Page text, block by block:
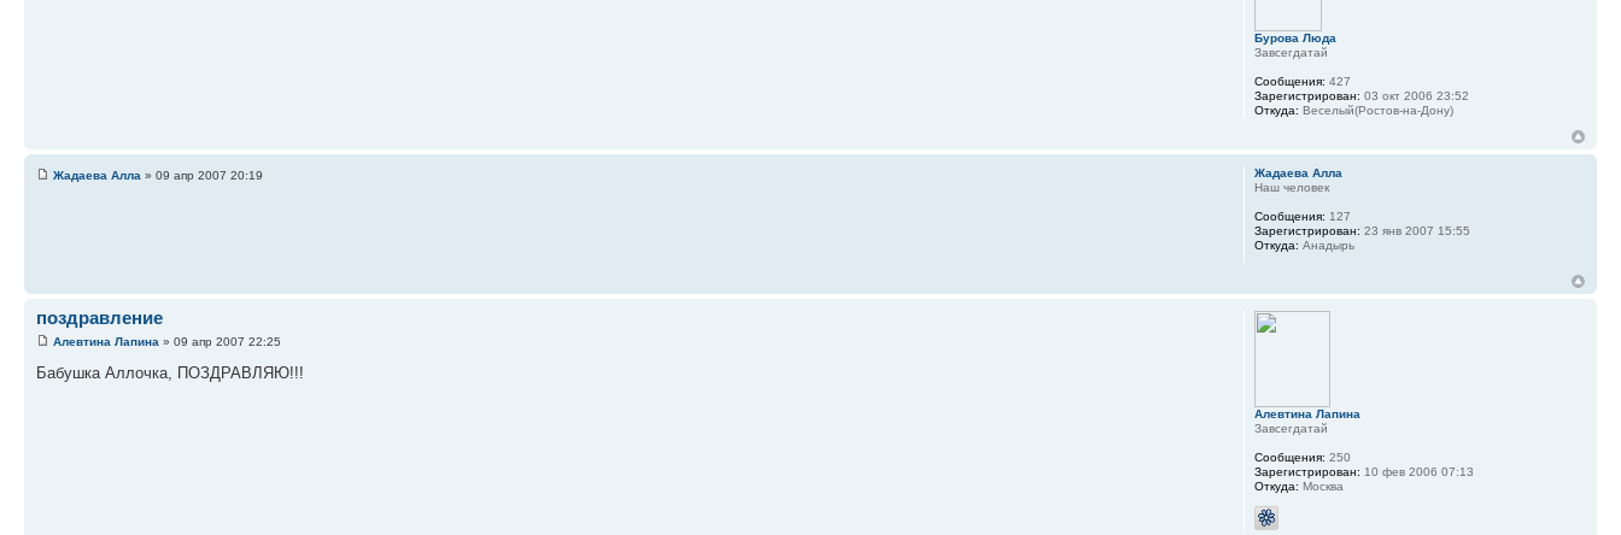
Бурова Люда
Завсегдатай
Сообщения: 427
Зарегистрирован: 03 окт 2006 23:52
Откуда: Веселый(Ростов-на-Дону)
Жадаева Алла » 09 апр 2007 20:19
Жадаева Алла
Наш человек
Сообщения: 127
Зарегистрирован: 23 янв 2007 15:55
Откуда: Анадырь
поздравление
Алевтина Лапина » 09 апр 2007 22:25
Бабушка Аллочка, ПОЗДРАВЛЯЮ!!!
Алевтина Лапина
Завсегдатай
Сообщения: 250
Зарегистрирован: 10 фев 2006 07:13
Откуда: Москва